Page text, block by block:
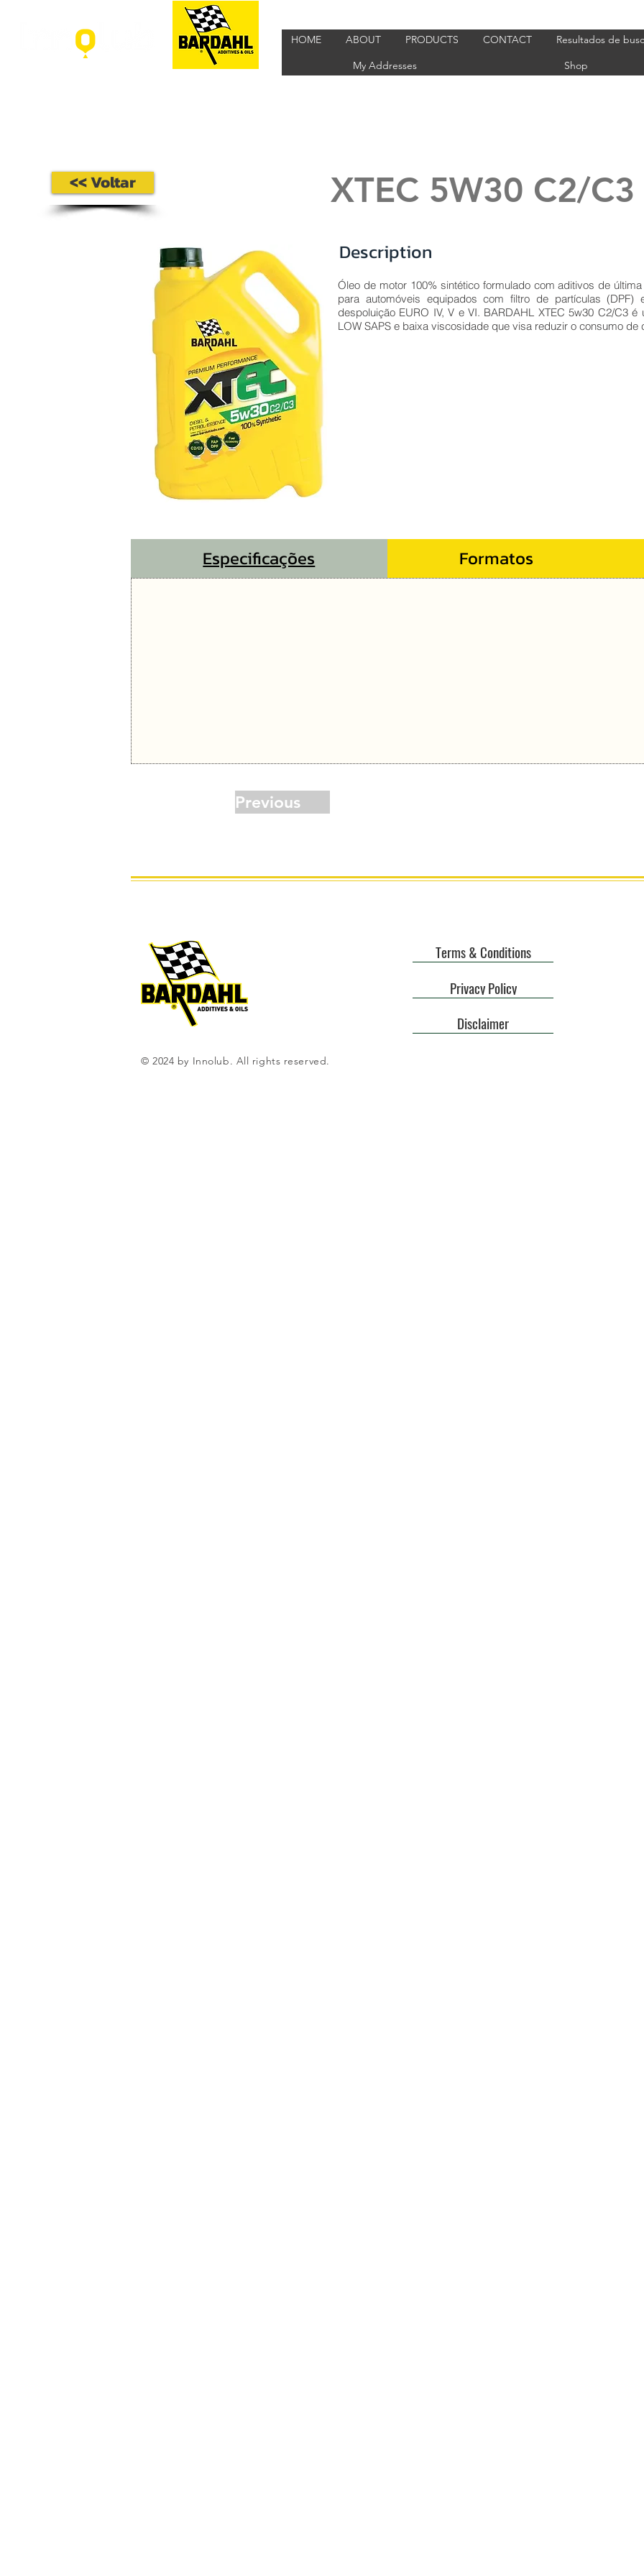
HOME ABOUT PRODUCTS CONTACT
Resultados de
My Addresses
Shop
<< Voltar XTEC 5W30 C2/C3
Description
Óleo de motor 100% sintético formulado com aditivos de
para automóveis equipados com filtro de partículas
despoluição EURO IV, V e VI. BARDAHL XTEC 5w30 C2/C3
LOW SAPS e baixa viscosidade que visa reduzir o consumo
Especificações Formatos
Previous
Terms & Conditions
Privacy Policy
Disclaimer
© 2024 by Innolub. All rights reserved.